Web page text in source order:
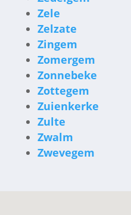
Zele
Zelzate
Zingem
Zomergem
Zonnebeke
Zottegem
Zuienkerke
Zulte
Zwalm
Zwevegem